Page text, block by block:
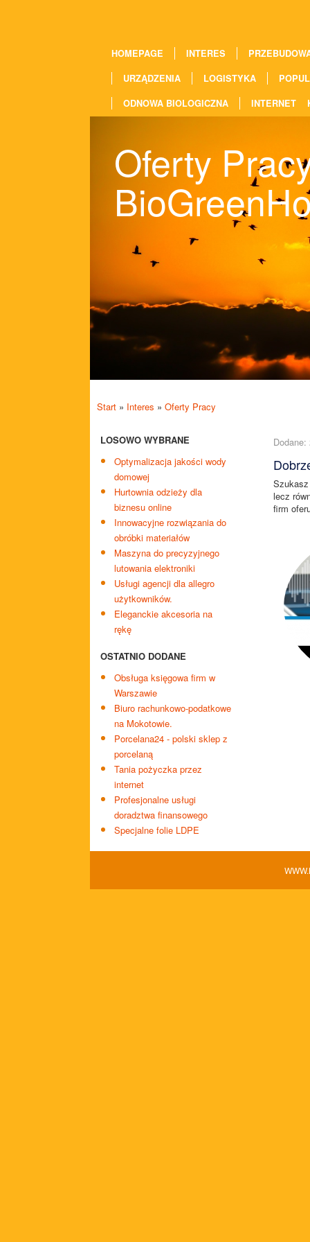
HOMEPAGE INTERES
URZĄDZENIA
LOGISTYKA
ODNOWA BIOLOGICZNA
INTERNET
Oferty
Start » Interes » Oferty Pracy
LOSOWO WYBRANE
Optymalizacja jakości wody
domowej
Hurtownia odzieży dla
biznesu online
Innowacyjne rozwiązania do
obróbki materiałów
Maszyna do precyzyjnego
lutowania elektroniki
Usługi agencji dla allegro
użytkowników.
Eleganckie akcesoria na
rękę
OSTATNIO DODANE
Obsługa księgowa firm w
Warszawie
Biuro rachunkowo-podatkowe
na Mokotowie.
Porcelana24 - polski sklep z
porcelaną
Tania pożyczka przez
internet
Profesjonalne usługi
doradztwa finansowego
Specjalne folie LDPE
Dodane:
lecz
firm